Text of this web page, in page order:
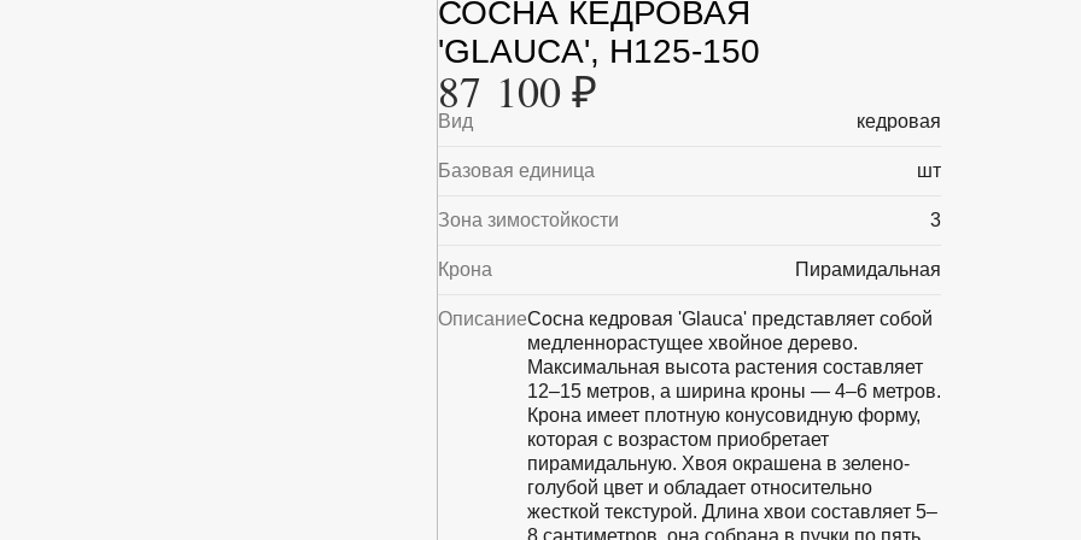
СОСНА КЕДРОВАЯ
'GLAUCA', H125-150
87 100 ₽
Вид кедровая
Базовая единица шт
Зона зимостойкости 3
Крона Пирамидальная
ОписаниеСосна кедровая 'Glauca' представляет собой
медленнорастущее хвойное дерево.
Максимальная высота растения составляет
12–15 метров, а ширина кроны — 4–6 метров.
Крона имеет плотную конусовидную форму,
которая с возрастом приобретает
пирамидальную. Хвоя окрашена в зелено-
голубой цвет и обладает относительно
жесткой текстурой. Длина хвои составляет 5–
8 сантиметров, она собрана в пучки по пять